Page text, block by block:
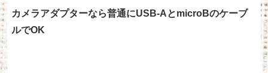
カメラアダプターなら普通にUSB-AとmicroBのケーブ
ルでOK